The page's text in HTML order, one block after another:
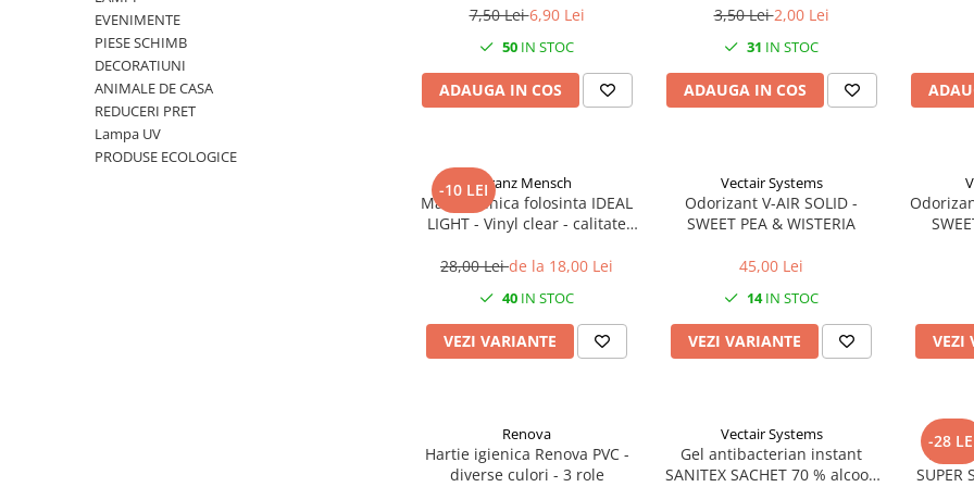
EVENIMENTE
PIESE SCHIMB
DECORATIUNI
ANIMALE DE CASA
REDUCERI PRET
Lampa UV
PRODUSE ECOLOGICE
7,50 Lei6,90 Lei
50 IN STOC
ADAUGA IN COS
3,50 Lei2,00 Lei
31 IN STOC
ADAUGA IN COS
-10 LEIFranz Mensch
Manusi unica folosinta IDEAL
LIGHT - Vinyl clear - calitate
100 buc
28,00 Leide la 18,00 Lei
40 IN STOC
VEZI VARIANTE
Vectair Systems
Odorizant V-AIR SOLID -
SWEET PEA & WISTERIA
45,00 Lei
14IN STOC
VEZI VARIANTE VEZI
Renova
Hartie igienica Renova PVC -
diverse culori - 3 role
Vectair Systems
Gel antibacterian instant
SANITEX SACHET 70 % alcool-
-28
SUPER